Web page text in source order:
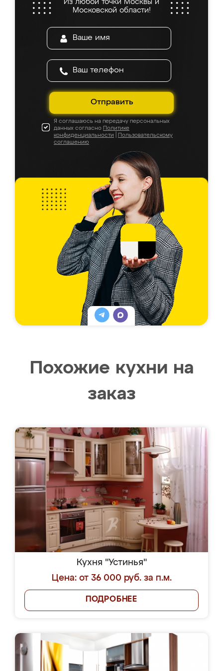
Из любой точки Москвы и
Московской области!
Отправить
Я соглашаюсь на передачу персональных
данных согласно Политике
конфиденциальности
Пользовательскому
соглашению
Похожие кухни на
заказ
Кухня "Устинья"
Цена: от 36 000 руб. за п.м.
ПОДРОБНЕЕ